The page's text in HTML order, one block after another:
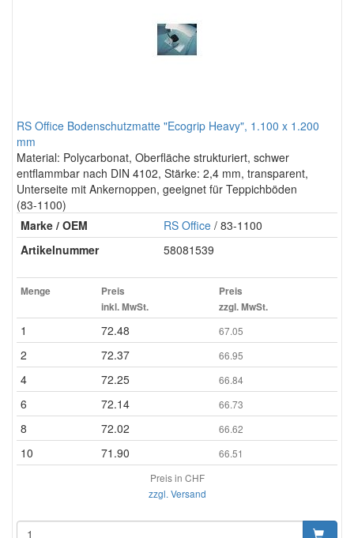
RS Office Bodenschutzmatte "Ecogrip Heavy", 1.100 x 1.200
mm
Material: Polycarbonat, Oberfläche strukturiert, schwer
entflammbar nach DIN 4102, Stärke: 2,4 mm, transparent,
Unterseite mit Ankernoppen, geeignet für Teppichböden
(83-1100)
Marke / OEM
RS Office / 83-1100
Artikelnummer
58081539
Menge
Preis
inkl. MwSt.
Preis
zzgl. MwSt.
1 72.48 67.05
2 72.37 66.95
4 72.25 66.84
6 72.14 66.73
8 72.02 66.62
10 71.90
66.51
Preis in CHF
zzgl. Versand